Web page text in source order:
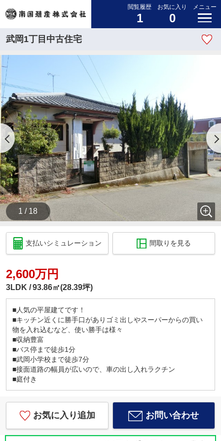
閲覧履歴
1
お気に入り
0
メニュー
武岡1丁目中古住宅
1 / 18
支払いシミュレーション 間取りを見る
2,600万円
3LDK 93.86㎡(28.39坪)
■人気の平屋建てです！
■キッチン近くに勝手口がありゴミ出しやスーパーからの買い
物を入れ込むなど、使い勝手は様々
■収納豊富
■バス停まで徒歩1分
■武岡小学校まで徒歩7分
■接面道路の幅員が広いので、車の出し入れラクチン
■庭付き
お気に入り追加 お問い合わせ